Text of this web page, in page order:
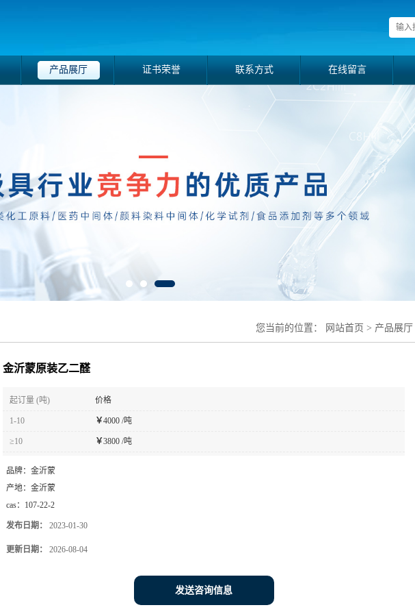
产品展厅 证书荣誉 联系方式 在线留言
您当前的位置： 网站首页 > 产品展厅
金沂蒙原装乙二醛
起订量 (吨) 价格
1-10 ￥4000 /吨
≥10 ￥3800 /吨
品牌： 金沂蒙
产地： 金沂蒙
cas： 107-22-2
发布日期： 2023-01-30
更新日期： 2026-08-04
发送咨询信息